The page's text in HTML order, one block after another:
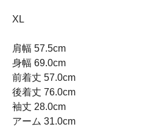
XL
肩幅 57.5cm
身幅 69.0cm
前着丈 57.0cm
後着丈 76.0cm
袖丈 28.0cm
アーム 31.0cm